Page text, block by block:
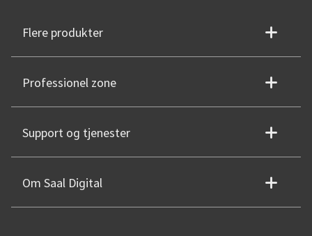
Flere produkter
Professionel zone
Support og tjenester
Om Saal Digital